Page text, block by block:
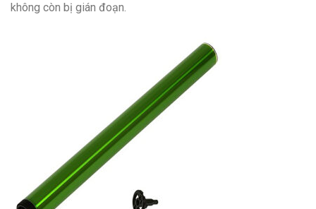
không còn bị gián đoạn.